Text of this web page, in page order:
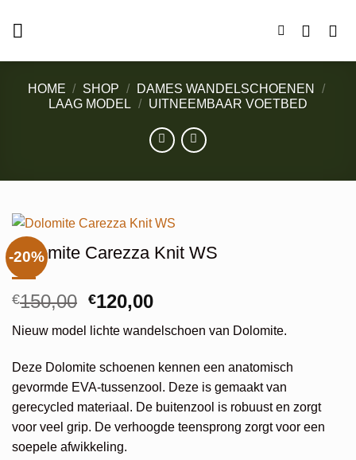
naar
HOME / SHOP / DAMES WANDELSCHOENEN
/
LAAG MODEL / UITNEEMBAAR VOETBED
-20%
Dolomite Carezza Knit WS
€150,00 Oorspronkelijke
was:
€150,00.
€120,00Huidige
is:
€120,00.
Nieuw model lichte wandelschoen van Dolomite.
Deze Dolomite schoenen kennen een anatomisch
gevormde EVA-tussenzool. Deze is gemaakt van
gerecycled materiaal. De buitenzool is robuust en zorgt
voor veel grip. De verhoogde teensprong zorgt voor een
soepele afwikkeling.